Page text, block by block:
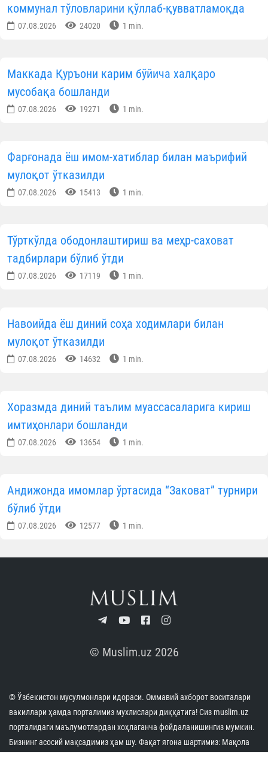
коммунал тўловларини қўллаб-қувватламоқда
07.08.2026 24020 1 min.
Маккада Қуръони карим бўйича халқаро
мусобақа бошланди
07.08.2026 19271 1 min.
Фарғонада ёш имом-хатиблар билан маърифий
мулоқот ўтказилди
07.08.2026 15413 1 min.
Тўрткўлда ободонлаштириш ва меҳр-саховат
тадбирлари бўлиб ўтди
07.08.2026 17119 1 min.
Навоийда ёш диний соҳа ходимлари билан
мулоқот ўтказилди
07.08.2026 14632 1 min.
Хоразмда диний таълим муассасаларига кириш
имтиҳонлари бошланди
07.08.2026 13654 1 min.
Андижонда имомлар ўртасида “Заковат” турнири
бўлиб ўтди
07.08.2026 12577 1 min.
© Muslim.uz 2026
© Ўзбекистон мусулмонлари идораси. Оммавий ахборот воситалари
вакиллари ҳамда порталимиз мухлислари диққатига! Сиз muslim.uz
порталидаги маълумотлардан хоҳлаганча фойдаланишингиз мумкин.
Бизнинг асосий мақсадимиз ҳам шу. Фақат ягона шартимиз: Мақола